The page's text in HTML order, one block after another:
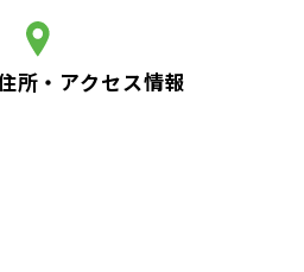
所・アクセス情報